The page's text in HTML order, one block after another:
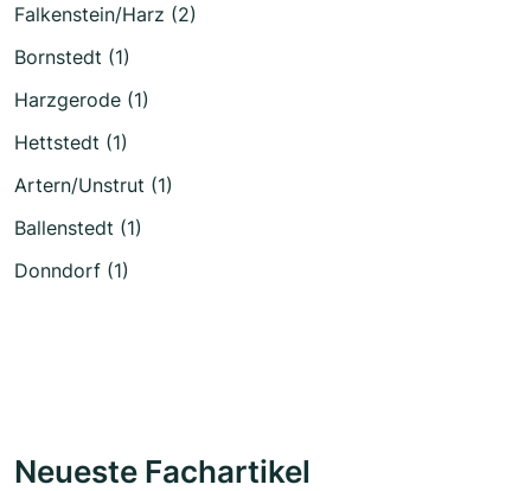
Falkenstein/Harz (2)
Bornstedt (1)
Harzgerode (1)
Hettstedt (1)
Artern/Unstrut (1)
Ballenstedt (1)
Donndorf (1)
Neueste Fachartikel